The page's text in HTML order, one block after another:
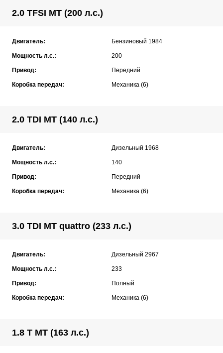
2.0 TFSI MT (200 л.с.)
Двигатель: Бензиновый 1984
Мощность л.с.: 200
Привод: Передний
Коробка передач: Механика (6)
2.0 TDI MT (140 л.с.)
Двигатель: Дизельный 1968
Мощность л.с.: 140
Привод: Передний
Коробка передач: Механика (6)
3.0 TDI MT quattro (233 л.с.)
Двигатель: Дизельный 2967
Мощность л.с.: 233
Привод: Полный
Коробка передач: Механика (6)
1.8 T MT (163 л.с.)